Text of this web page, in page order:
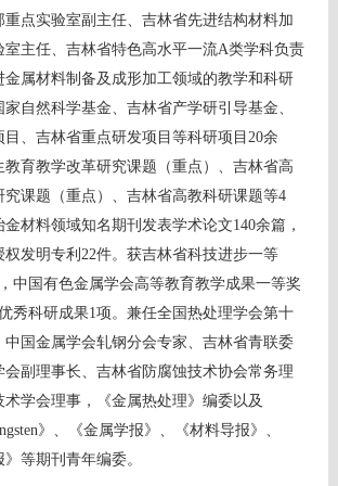
点实验室副主任、吉林省先进结构材料加
室主任、吉林省特色高水平一流A类学科负责
金属材料制备及成形加工领域的教学和科研
自然科学基金、吉林省产学研引导基金、
、吉林省重点研发项目等科研项目20余
育教学改革研究课题（重点）、吉林省高
课题（重点）、吉林省高教科研课题等4
材料领域知名期刊发表学术论文140余篇，
权发明专利22件。获吉林省科技进步一等
中国有色金属学会高等教育教学成果一等奖
秀科研成果1项。兼任全国热处理学会第十
中国金属学会轧钢分会专家、吉林省青联委
会副理事长、吉林省防腐蚀技术协会常务理
学会理事，《金属热处理》编委以及
》、《金属学报》、《材料导报》、
》等期刊青年编委。